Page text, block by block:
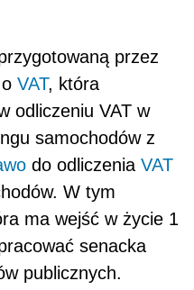
przez
VAT, która
odliczeniu VAT w
samochodów z
do odliczenia VAT
W tym
ma wejść w życie 1
senacka
publicznych.